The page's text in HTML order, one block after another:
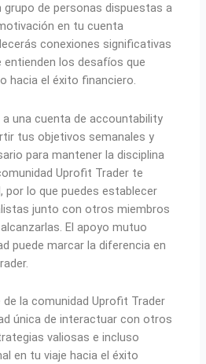
de personas dispuestas a
en tu cuenta
conexiones significativas
los desafíos que
hacia el éxito financiero.
una cuenta de accountability
tus objetivos semanales y
para mantener la disciplina
Uprofit Trader te
por lo que puedes establecer
junto con otros miembros
El apoyo mutuo
puede marcar la diferencia en
de la comunidad Uprofit Trader
única de interactuar con otros
valiosas e incluso
en tu viaje hacia el éxito